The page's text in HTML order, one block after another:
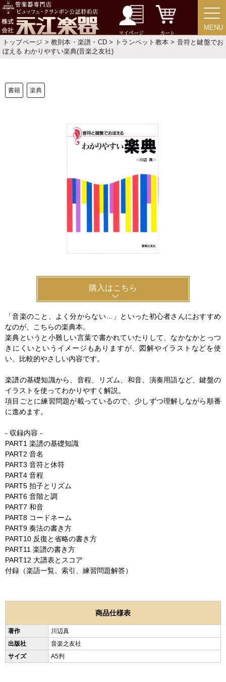
マイページ カート
MENU
MENU
トップページ > 教則本・楽譜・CD> トランペット教本 > 音符と鍵盤でお
ぼえる わかりやすい楽典(音楽之友社)
書籍 楽典
購入はこちら
「音楽のこと、よく分からない…」といった初心者さんにおすすめ
なのが、こちらの楽典本。
楽典というと小難しい言葉で書かれていたりして、なかなかとっつ
きにくいというイメージもありますが、図解やイラストなどを使
い、比較的やさしい内容です。
楽譜の基礎知識から、音程、リズム、和音、演奏用語など、鍵盤の
イラストを使ってわかりやすく解説。
項目ごとに練習問題が載っているので、少しずつ理解しながら順番
に進めます。
- 収録内容 -
PART1 楽譜の基礎知識
PART2 音名
PART3 音符と休符
PART4 音程
PART5 拍子とリズム
PART6 音階と調
PART7 和音
PART8 コードネーム
PART9 奏法の書き方
PART10 反復と省略の書き方
PART11 楽譜の書き方
PART12 大譜表とスコア
付録（楽語一覧、索引、練習問題解答）
商品仕様表
著作
川辺真
出版社
音楽之友社
サイズ
A5判
新規会員登録 ログイン・マイページ
よくあるご質問